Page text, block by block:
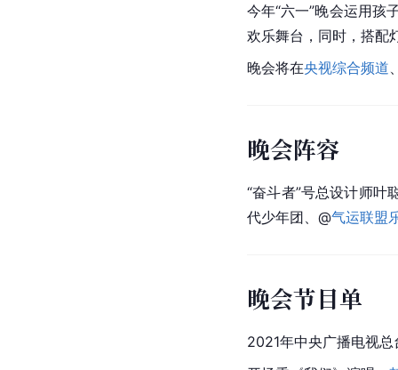
今年“六一”晚会运用孩
欢乐舞台，同时，搭配
晚会将在央视综合频道
晚会阵容
“奋斗者”号总设计师叶
代少年团 、@气运联盟
晚会节目单
2021年中央广播电视总